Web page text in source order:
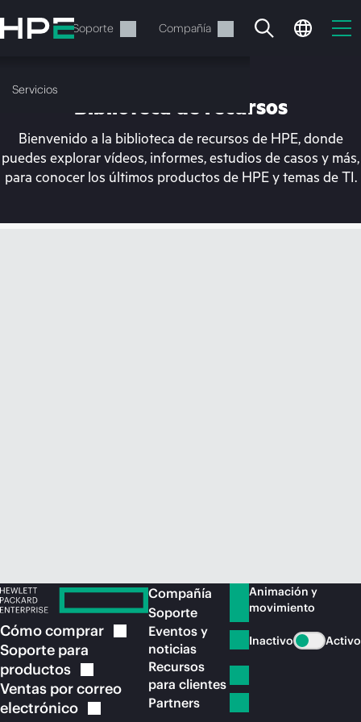
al
contenido
Servicios Soporte Compañía
Servicios
En estos momentos, tu
Biblioteca de recursos
Bienvenido a la biblioteca de recursos de HPE, donde
puedes explorar vídeos, informes, estudios de casos y más,
para conocer los últimos productos de HPE y temas de TI.
Cómocomprar
Soporte para
productos
Ventas por correo
electrónico
Compañía
Soporte
Eventos y
noticias
Recursos
para clientes
Partners
Animación y
movimiento
Inactivo Activo